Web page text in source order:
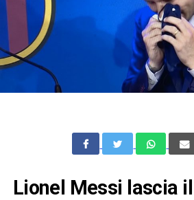
Lionel Messi lascia